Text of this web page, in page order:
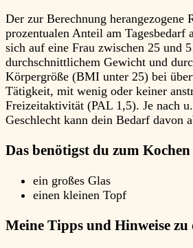
Der zur Berechnung herangezogene
prozentualen Anteil am Tagesbedarf
sich auf eine Frau zwischen 25 und
durchschnittlichem Gewicht und
Körpergröße (BMI unter 25) bei
Tätigkeit, mit wenig oder keiner
Freizeitaktivität (PAL 1,5). Je nach
Geschlecht kann dein Bedarf davon
Das benötigst du zum Kochen
ein großes Glas
einen kleinen Topf
Meine Tipps und Hinweise zu